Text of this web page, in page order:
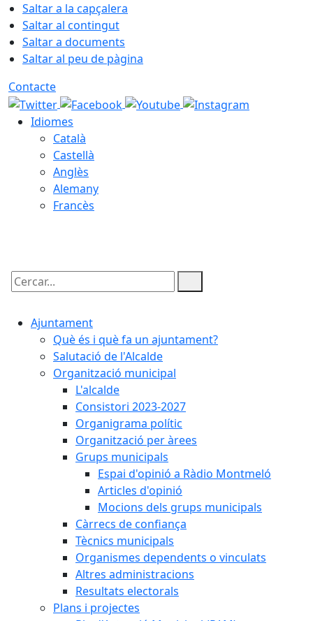
Saltar a la capçalera
Saltar al contingut
Saltar a documents
Saltar al peu de pàgina
Contacte
Idiomes
Català
Castellà
Anglès
Alemany
Francès
Cercar:
Ajuntament
Què és i què fa un ajuntament?
Salutació de l'Alcalde
Organització municipal
L'alcalde
Consistori 2023-2027
Organigrama polític
Organització per àrees
Grups municipals
Espai d'opinió a Ràdio Montmeló
Articles d'opinió
Mocions dels grups municipals
Càrrecs de confiança
Tècnics municipals
Organismes dependents o vinculats
Altres administracions
Resultats electorals
Plans i projectes